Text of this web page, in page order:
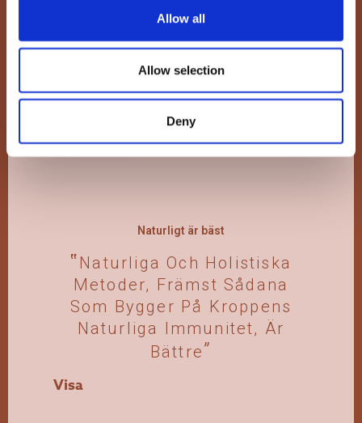
Allow all
Allow selection
Deny
Naturligt är bäst
Naturliga Och Holistiska
Metoder, Främst Sådana
Som Bygger På Kroppens
Naturliga Immunitet, Är
Bättre
Visa